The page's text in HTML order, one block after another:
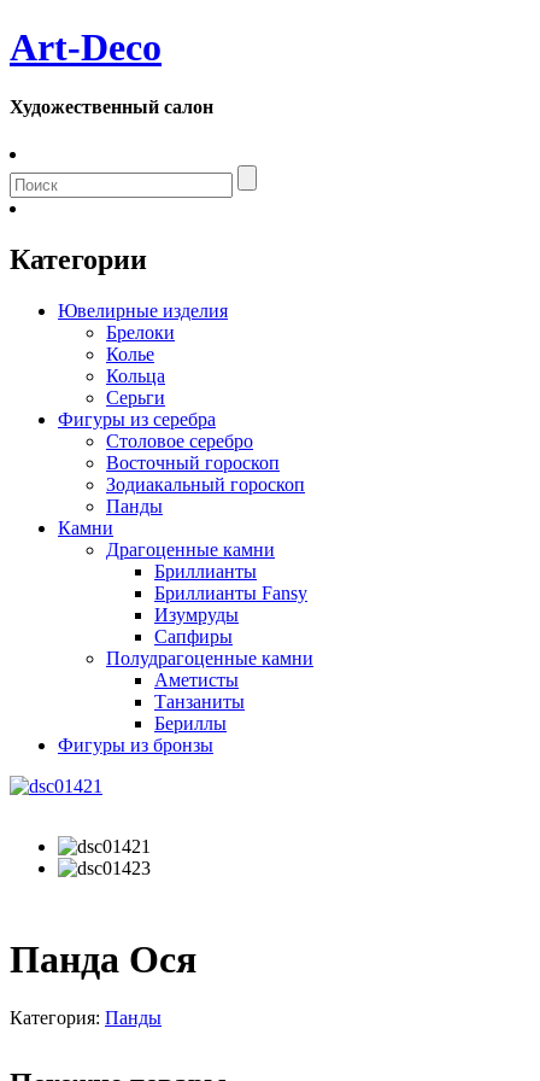
Art-Deco
Художественный салон
Категории
Ювелирные изделия
Брелоки
Колье
Кольца
Серьги
Фигуры из серебра
Столовое серебро
Восточный гороскоп
Зодиакальный гороскоп
Панды
Камни
Драгоценные камни
Бриллианты
Бриллианты Fansy
Изумруды
Сапфиры
Полудрагоценные камни
Аметисты
Танзаниты
Бериллы
Фигуры из бронзы
Панда Ося
Категория: Панды